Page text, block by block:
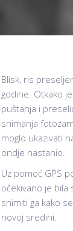
Blisk, ris
godine. Otkako
puštanja i
snimanja
moglo ukazivati
ondje nastanio.
Uz pomoć GPS
očekivano je
snimiti ga kako
novoj sredini.